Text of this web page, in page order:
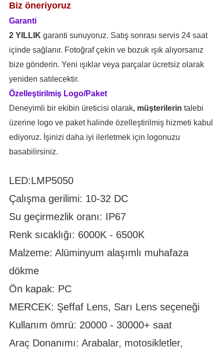
Biz öneriyoruz
Garanti
2 YILLIK garanti sunuyoruz. Satış sonrası servis 24 saat
içinde sağlanır. Fotoğraf çekin ve bozuk ışık alıyorsanız
bize gönderin. Yeni ışıklar veya parçalar ücretsiz olarak
yeniden satılecektir.
Özelleştirilmiş Logo/Paket
Deneyimli bir ekibin üreticisi olarak, müşterilerin talebi
üzerine logo ve paket halinde özelleştirilmiş hizmeti kabul
ediyoruz. İşinizi daha iyi ilerletmek için logonuzu
basabilirsiniz.
LED:LMP5050
Çalışma gerilimi: 10-32 DC
Su geçirmezlik oranı: IP67
Renk sıcaklığı: 6000K - 6500K
Malzeme: Alüminyum alaşımlı muhafaza
dökme
Ön kapak: PC
MERCEK: Şeffaf Lens, Sarı Lens seçeneği
Kullanım ömrü: 20000 - 30000+ saat
Araç Donanımı: Arabalar, motosikletler,